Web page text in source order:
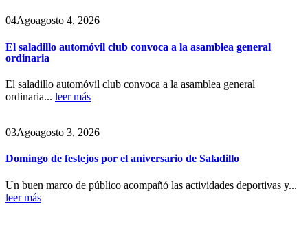
04Agoagosto 4, 2026
El saladillo automóvil club convoca a la asamblea general
ordinaria
El saladillo automóvil club convoca a la asamblea general
ordinaria... leer más
03Agoagosto 3, 2026
Domingo de festejos por el aniversario de Saladillo
Un buen marco de público acompañó las actividades deportivas y...
leer más